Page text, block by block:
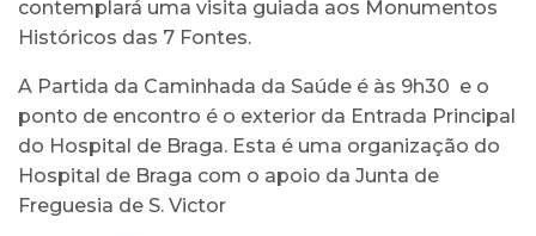
contemplará uma visita guiada aos Monumentos
Históricos das 7 Fontes.
A Partida da Caminhada da Saúde é às 9h30 e o
ponto de encontro é o exterior da Entrada Principal
do Hospital de Braga. Esta é uma organização do
Hospital de Braga com o apoio da Junta de
Freguesia de S. Victor